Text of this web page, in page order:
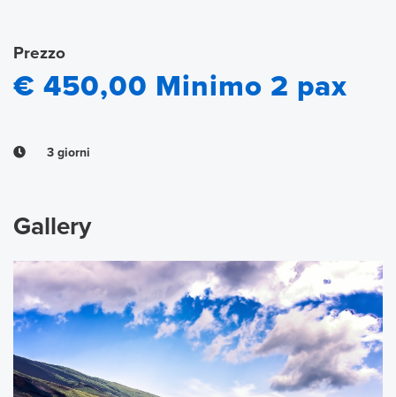
Prezzo
€ 450,00 Minimo 2 pax
3 giorni
Gallery